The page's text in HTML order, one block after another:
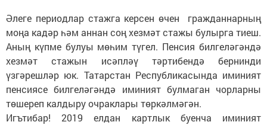
Әлеге периодлар стажга керсен өчен гражданнарның
моңа кадәр һәм аннан соң хезмәт стажы булырга тиеш.
Аның күпме булуы мөһим түгел. Пенсия билгеләгәндә
хезмәт стажын исәпләү тәртибендә бернинди
үзгәрешләр юк. Татарстан Республикасында иминият
пенсиясе билгеләгәндә иминият булмаган чорларны
төшереп калдыру очраклары төркәлмәгән.
Игътибар! 2019 елдан картлык буенча иминият